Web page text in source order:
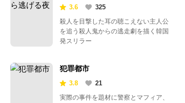
3.6
325
殺人を目撃した耳の聴こえない主人公
を追う殺人鬼からの逃走劇を描く韓国
発スリラー
犯罪都市
3.8
21
実際の事件を題材に警察とマフィア、